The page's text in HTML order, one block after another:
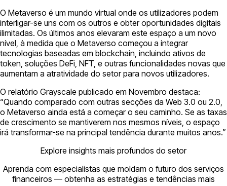
O Metaverso é um mundo virtual onde os utilizadores podem
interligar-se uns com os outros e obter oportunidades digitais
ilimitadas. Os últimos anos elevaram este espaço a um novo
nível, à medida que o Metaverso começou a integrar
tecnologias baseadas em blockchain, incluindo ativos de
token, soluções DeFi, NFT, e outras funcionalidades novas que
aumentam a atratividade do setor para novos utilizadores.
O relatório Grayscale publicado em Novembro destaca:
“Quando comparado com outras secções da Web 3.0 ou 2.0,
o Metaverso ainda está a começar o seu caminho. Se as taxas
de crescimento se mantiverem nos mesmos níveis, o espaço
irá transformar-se na principal tendência durante muitos anos.”
Explore insights mais profundos do setor
Aprenda com especialistas que moldam o futuro dos serviços
financeiros — obtenha as estratégias e tendências mais